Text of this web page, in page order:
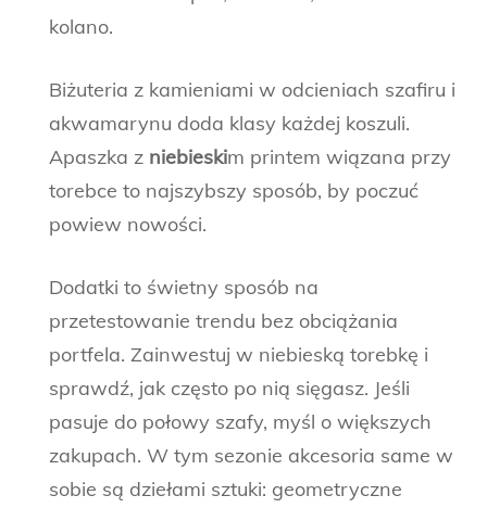
kolano.
Biżuteria z kamieniami w odcieniach szafiru i
akwamarynu doda klasy każdej koszuli.
Apaszka z niebieskim printem wiązana przy
torebce to najszybszy sposób, by poczuć
powiew nowości.
Dodatki to świetny sposób na
przetestowanie trendu bez obciążania
portfela. Zainwestuj w niebieską torebkę i
sprawdź, jak często po nią sięgasz. Jeśli
pasuje do połowy szafy, myśl o większych
zakupach. W tym sezonie akcesoria same w
sobie są dziełami sztuki: geometryczne